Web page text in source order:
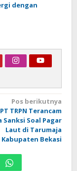
dengan
Pos berikutnya
PT TRPN Terancam
Sanksi Soal Pagar
Laut di Tarumaja
Kabupaten Bekasi